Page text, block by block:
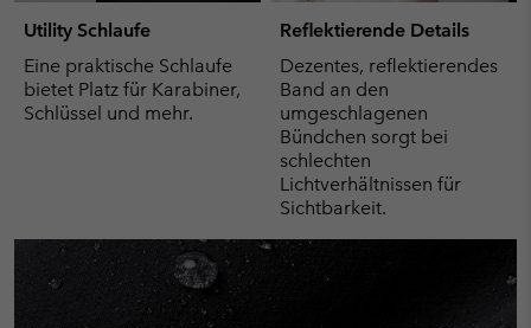
Utility Schlaufe
Eine praktische Schlaufe
bietet Platz für Karabiner,
Schlüssel und mehr.
Reflektierende Details
Dezentes, reflektierendes
Band an den
umgeschlagenen
Bündchen sorgt bei
schlechten
Lichtverhältnissen für
Sichtbarkeit.